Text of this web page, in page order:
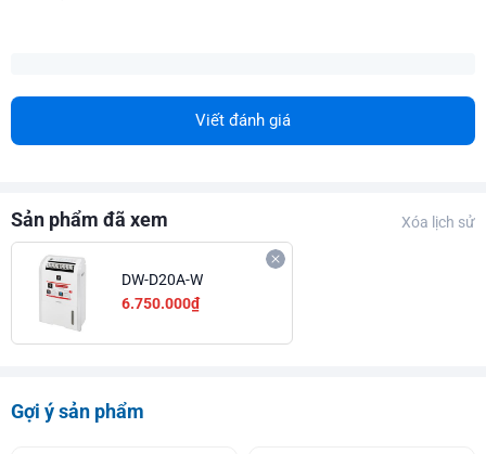
Viết đánh giá
Sản phẩm đã xem Xóa lịch sử
DW-D20A-W
6.750.000₫
Gợi ý sản phẩm